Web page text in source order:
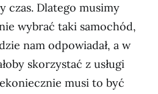
czas. Dlatego musimy
wybrać taki samochód,
nam odpowiadał, a w
skorzystać z usługi
musi to być